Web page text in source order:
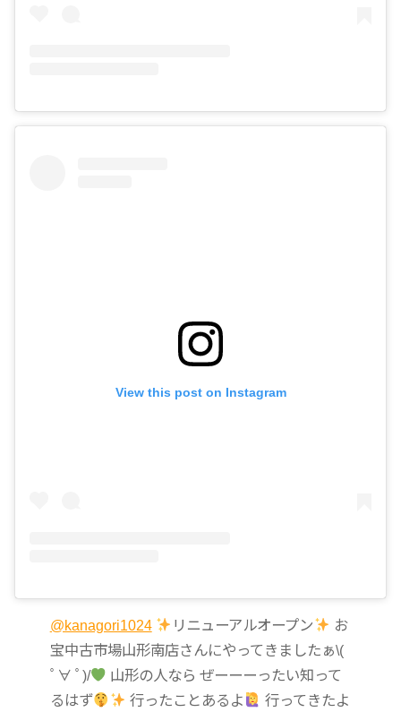
View this post on Instagram
@kanagori1024 リニューアルオープン
お
宝中古市場山形南店さんにやってきましたぁ\(
ﾟ∀ ﾟ)/
山形の人なら ぜーーーったい知って
るはず
行ったことあるよ 行ってきたよ